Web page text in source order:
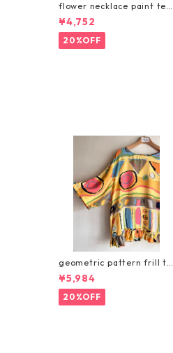
flower necklace paint tee
/お花ペイントのネックレス
Tシャツ
¥4,752
20%OFF
geometric pattern frill to
ps/アートな幾何学柄リメイ
クトップス
¥5,984
20%OFF